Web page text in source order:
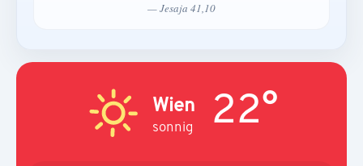
— Jesaja 41,10
Wien
sonnig 22°